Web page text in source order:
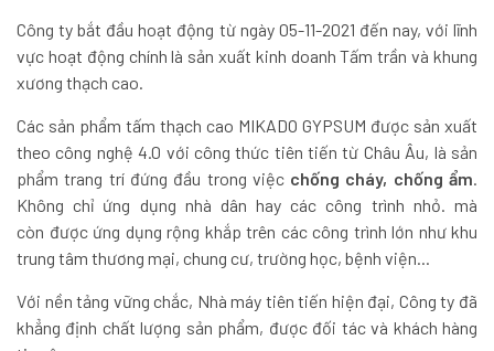
Công ty bắt đầu hoạt động từ ngày 05-11-2021 đến nay, với lĩnh
vực hoạt động chính là sản xuất kinh doanh Tấm trần và khung
xương thạch cao.
Các sản phẩm tấm thạch cao MIKADO GYPSUM được sản xuất
theo công nghệ 4.0 với công thức tiên tiến từ Châu Âu, là sản
phẩm trang trí đứng đầu trong việc chống cháy, chống ẩm
Không chỉ ứng dụng nhà dân hay các công trình nhỏ. mà
còn được ứng dụng rộng khắp trên các công trình lớn như khu
trung tâm thương mại, chung cư, trường học, bệnh viện...
Với nền tảng vững chắc, Nhà máy tiên tiến hiện đại, Công ty đã
khẳng định chất lượng sản phẩm, được đối tác và khách hàng